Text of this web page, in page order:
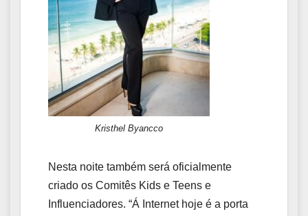
Kristhel Byancco
Nesta noite também será oficialmente
criado os Comitês Kids e Teens e
Influenciadores. “Á Internet hoje é a porta